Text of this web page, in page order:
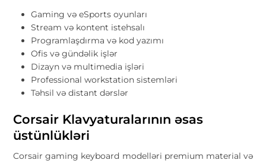
Gaming və eSports oyunları
Stream və kontent istehsalı
Programlaşdırma və kod yazımı
Ofis və gündəlik işlər
Dizayn və multimedia işləri
Professional workstation sistemləri
Təhsil və distant dərslər
Corsair Klavyaturalarının əsas
üstünlükləri
Corsair gaming keyboard modelləri premium material və